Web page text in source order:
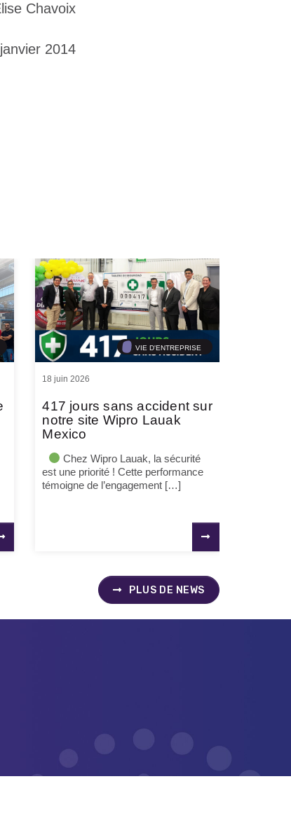
Chavoix
2014
VIE D'ENTREPRISE
18 juin 2026
417 jours sans accident sur
notre site Wipro Lauak
Mexico
Chez Wipro Lauak, la sécurité
est une priorité ! Cette performance
témoigne de l’engagement […]
PLUS DE NEWS